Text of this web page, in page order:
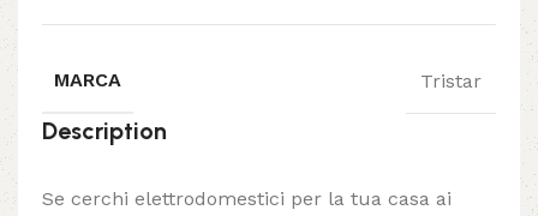
MARCA Tristar
Description
Se cerchi elettrodomestici per la tua casa ai